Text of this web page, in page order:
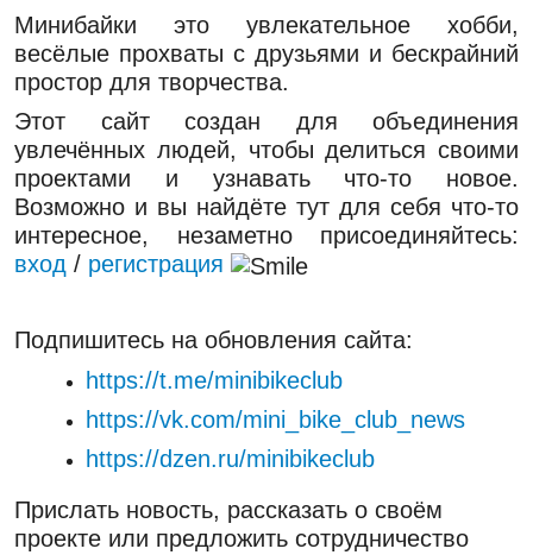
Минибайки это увлекательное хобби,
весёлые прохваты с друзьями и бескрайний
простор для творчества.
Этот сайт создан для объединения
увлечённых людей, чтобы делиться своими
проектами и узнавать что-то новое.
Возможно и вы найдёте тут для себя что-то
интересное, незаметно присоединяйтесь:
вход / регистрация
Подпишитесь на обновления сайта:
https://t.me/minibikeclub
https://vk.com/mini_bike_club_news
https://dzen.ru/minibikeclub
Прислать новость, рассказать о своём
проекте или предложить сотрудничество